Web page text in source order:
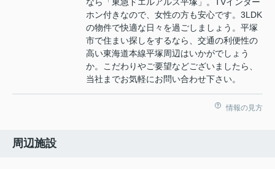
ホン付きなので、女性の方も安心です。3LDK
の物件で快適な日々を過ごしましょう。平塚
市で住まい探しをするなら、交通の利便性の
高い東海道本線平塚周辺はいかがでしょう
か。こだわりやご要望などございましたら、
当社までお気軽にお問い合わせ下さい。
情報の見方
周辺施設